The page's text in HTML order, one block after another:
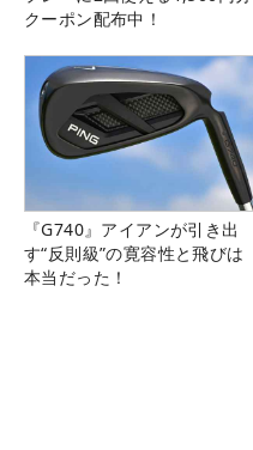
クーポン配布中！
『G740』アイアンが引き出
す“反則級”の寛容性と飛びは
本当だった！